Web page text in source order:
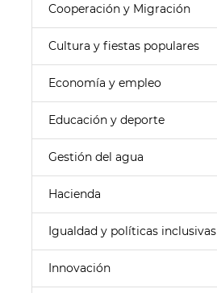
Cooperación y Migración
Cultura y fiestas populares
Economía y empleo
Educación y deporte
Gestión del agua
Hacienda
Igualdad y políticas inclusivas
Innovación